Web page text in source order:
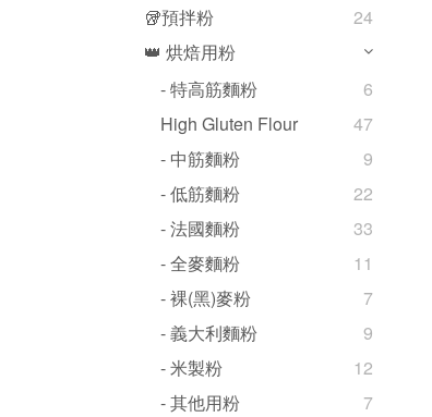
🥡預拌粉
24
👑 烘焙用粉
- 特高筋麵粉
6
High Gluten Flour
47
- 中筋麵粉
9
- 低筋麵粉
22
- 法國麵粉
33
- 全麥麵粉
11
- 裸(黑)麥粉
7
- 義大利麵粉
9
- 米製粉
12
- 其他用粉
7